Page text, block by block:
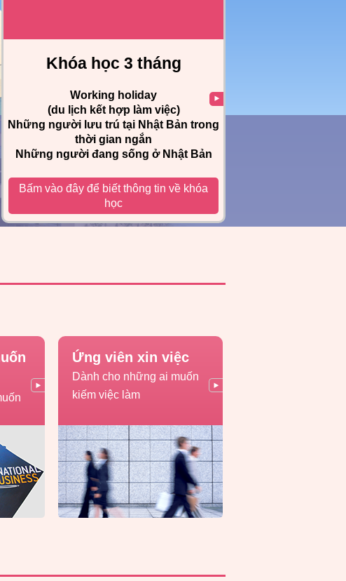
Khóa học 3 tháng
Working holiday
(du lịch kết hợp làm việc)
Những người lưu trú tại Nhật Bản trong
thời gian ngắn
Những người đang sống ở Nhật Bản
Bấm vào đây để biết thông tin về khóa
học
Ứng viên xin việc
Dành cho những ai muốn
kiếm việc làm